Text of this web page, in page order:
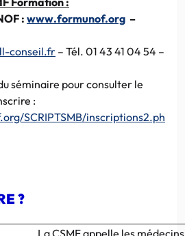
: www.formunof.org –
conseil.fr – Tél. 01 43 41 04 54 –
séminaire pour consulter le
:
SCRIPTSMB/inscriptions2.ph
?
La CSMF appelle les